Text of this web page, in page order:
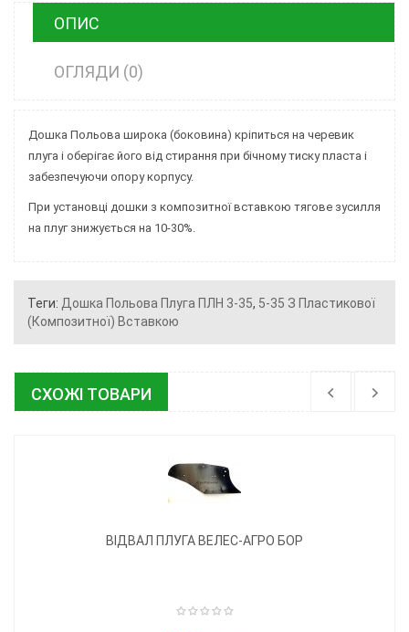
ОПИС
ОГЛЯДИ (0)
Дошка Польова широка (боковина) кріпиться на черевик
плуга і оберігає його від стирання при бічному тиску пласта і
забезпечуючи опору корпусу.
При установці дошки з композитної вставкою тягове зусилля
на плуг знижується на 10-30%.
Теги: Дошка Польова Плуга ПЛН 3-35, 5-35 З Пластикової
(композитної) Вставкою
СХОЖІ ТОВАРИ
ВІДВАЛ ПЛУГА ВЕЛЕС-АГРО БОР